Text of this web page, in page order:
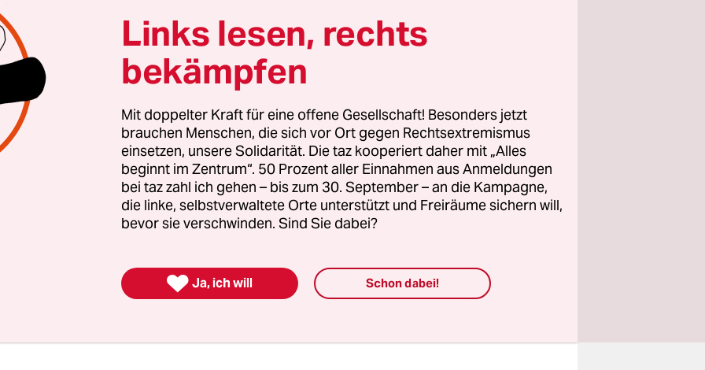
fünfzig Jahren naheliegend. Bis heute tragen viele seiner
nur „Das Gespenst“) den gefährlichsten Stempel, den die
der Filmwirtschaft (FSK) kurz vor der
kann: „Ab 18 Jahre / nicht feiertagsfrei“.
als grotesk, das schaffen sogar die miesesten Killerspiele,
tapferen Nazis aus der Mitte der Gesellschaft erzittern
Das war seit Jahrzehnten geschäftsschädigend. Da
keine Fantasie, um sich die Überlegungen von
und öffentlich-rechtlichen
Links lesen, rechts
bekämpfen
Mit doppelter Kraft für eine offene Gesellschaft! Besonders jetzt
brauchen Menschen, die sich vor Ort gegen Rechtsextremismus
einsetzen, unsere Solidarität. Die taz kooperiert daher mit „Alles
beginnt im Zentrum“. 50 Prozent aller Einnahmen aus Anmeldungen
bei taz zahl ich gehen – bis zum 30. September – an die Kampagne,
die linke, selbstverwaltete Orte unterstützt und Freiräume sichern will,
bevor sie verschwinden. Sind Sie dabei?
 Ja, ich will Schon dabei!